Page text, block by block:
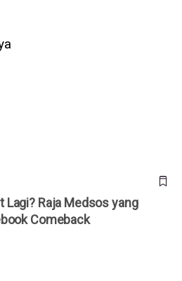
Lagi? Raja Medsos yang
Comeback